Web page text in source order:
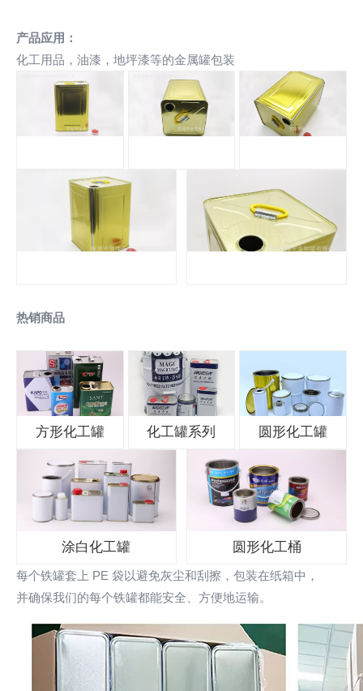
产品应用：
化工用品，油漆，地坪漆等的金属罐包装
热销商品
方形化工罐 化工罐系列 圆形化工罐
涂白化工罐 圆形化工桶
每个铁罐套上 PE 袋以避免灰尘和刮擦，包装在纸箱中，
并确保我们的每个铁罐都能安全、方便地运输。